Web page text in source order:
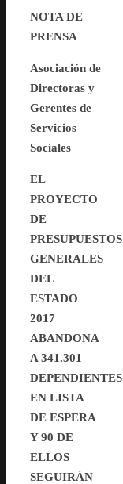
NOTA DE
PRENSA
Asociación de
Directoras y
Gerentes de
Servicios
Sociales
EL
PROYECTO
DE
PRESUPUESTOS
GENERALES
DEL
ESTADO
2017
ABANDONA
A 341.301
DEPENDIENTES
EN LISTA
DE ESPERA
Y 90 DE
ELLOS
SEGUIRÁN